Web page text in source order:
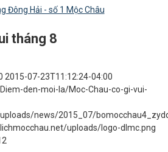
tháng 8
2015-07-23T11:12:24-04:00
den-moi-la/Moc-Chau-co-gi-vui-
news/2015_07/
uploads/logo-dlmc.png